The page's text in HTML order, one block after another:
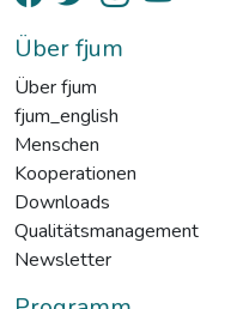
Über fjum
Über fjum
fjum_english
Menschen
Kooperationen
Downloads
Qualitätsmanagement
Newsletter